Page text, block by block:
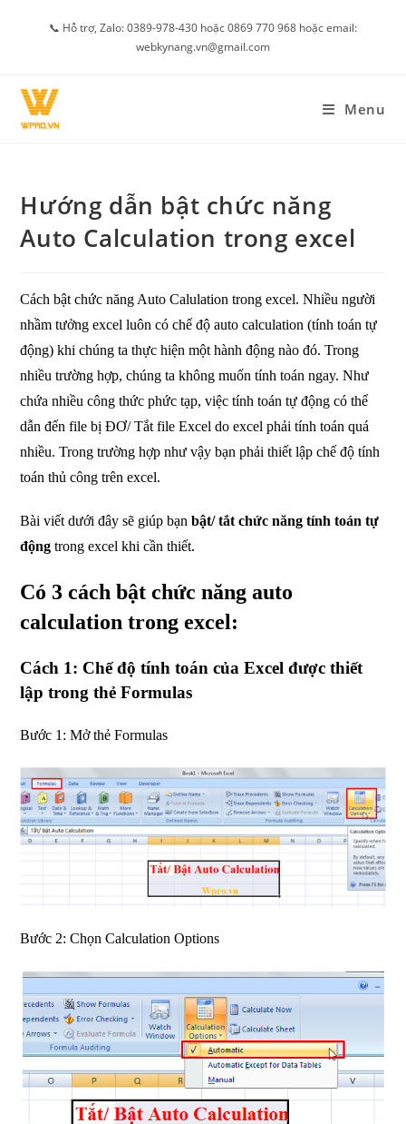
📞 Hỗ trợ, Zalo: 0389-978-430 hoặc 0869 770 968 hoặc email:
webkynang.vn@gmail.com
Menu
Hướng dẫn bật chức năng
Auto Calculation trong excel
Cách bật chức năng Auto Calulation trong excel. Nhiều người
nhầm tưởng excel luôn có chế độ auto calculation (tính toán tự
động) khi chúng ta thực hiện một hành động nào đó. Trong
nhiều trường hợp, chúng ta không muốn tính toán ngay. Như
chứa nhiều công thức phức tạp, việc tính toán tự động có thể
dẫn đến file bị ĐƠ/ Tắt file Excel do excel phải tính toán quá
nhiều. Trong trường hợp như vậy bạn phải thiết lập chế độ tính
toán thủ công trên excel.
Bài viết dưới đây sẽ giúp bạn bật/ tắt chức năng tính toán tự
động trong excel khi cần thiết.
Có 3 cách bật chức năng auto
calculation trong excel:
Cách 1: Chế độ tính toán của Excel được thiết
lập trong thẻ Formulas
Bước 1: Mở thẻ Formulas
Bước 2: Chọn Calculation Options